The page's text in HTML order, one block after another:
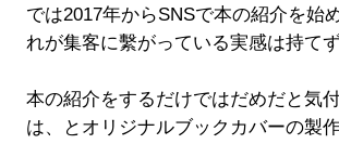
では2017年からSNSで本の紹介を始
れが集客に繫がっている実感は持て
本の紹介をするだけではだめだと気
は、とオリジナルブックカバーの製